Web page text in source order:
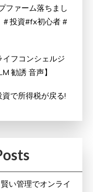
ファーム落ちまし
投資#fx初心者 #
イフコンシェルジ
勧誘 音声】
資で所得税が戻る!
い管理でオンライ